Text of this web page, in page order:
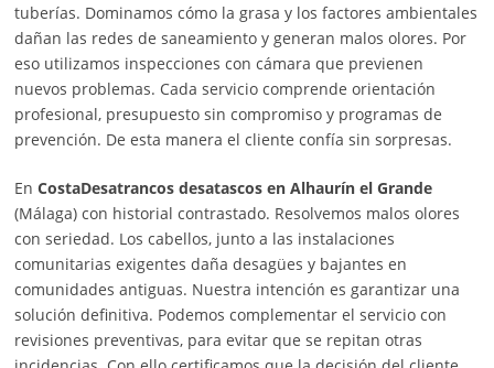
tuberías. Dominamos cómo la grasa y los factores ambientales
dañan las redes de saneamiento y generan malos olores. Por
eso utilizamos inspecciones con cámara que previenen
nuevos problemas. Cada servicio comprende orientación
profesional, presupuesto sin compromiso y programas de
prevención. De esta manera el cliente confía sin sorpresas.
En CostaDesatrancos desatascos en Alhaurín el Grande
(Málaga) con historial contrastado. Resolvemos malos olores
con seriedad. Los cabellos, junto a las instalaciones
comunitarias exigentes daña desagües y bajantes en
comunidades antiguas. Nuestra intención es garantizar una
solución definitiva. Podemos complementar el servicio con
revisiones preventivas, para evitar que se repitan otras